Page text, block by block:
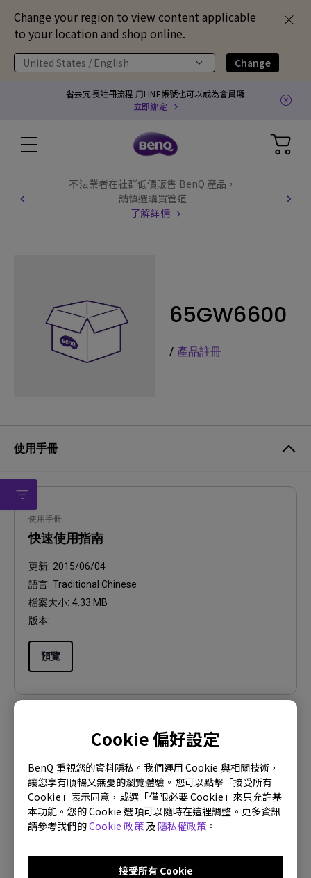
Change your region to view content applicable
to your location and shop online.
United States / English Change
Cookie 偏好設定
BenQ 重視您的資料隱私。我們運用 Cookie 與相關技術，
讓您享有順暢又無憂的瀏覽體驗。您可以點擊「接受所有
Cookie」表示同意，或選「僅限必要 Cookie」來只允許基
本功能。您的 Cookie 選項可以隨時在這裡調整。更多資訊
請參考我們的Cookie 政策及 隱私權政策 。
接受所有 Cookie
省去冗長註冊流程 用LINE帳號也可以成為會員囉
立即綁定
不法業者在社群低價販售 BenQ 產品，
請慎選購買管道
了解詳情
65GW6600
/ 產品註冊
使用手冊
使用手冊
快速使用指南
更新: 2015/06/04
語言: Traditional Chinese
檔案大小: 4.33 MB
版本:
預覽
Tuner&RC UM
更新:2015/06/04
語言:Traditional Chinese
檔案大小:4.65 MB